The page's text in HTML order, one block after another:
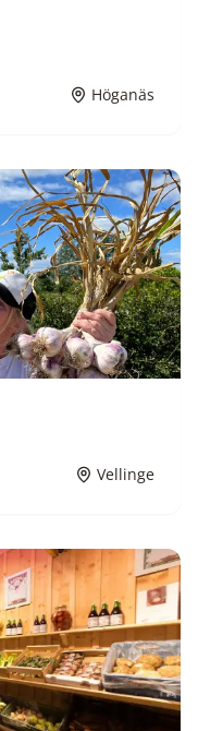
Höganäs
Vellinge